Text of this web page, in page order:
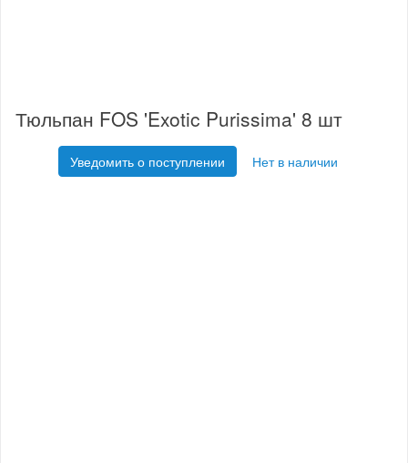
Тюльпан FOS 'Exotic Purissima' 8 шт
Уведомить о поступлении Нет в наличии